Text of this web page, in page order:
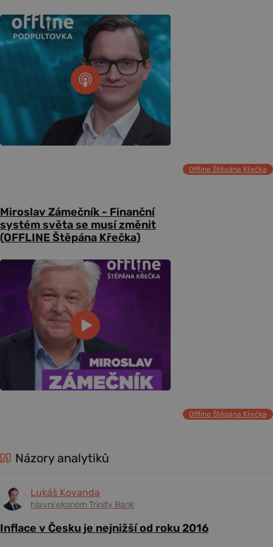
Offline Štěpána Křečka
Miroslav Zámečník - Finanční
systém světa se musí změnit
(OFFLINE Štěpána Křečka)
Offline Štěpána Křečka
Názory analytiků
Lukáš Kovanda
hlavní ekonom Trinity Bank
Inflace v Česku je nejnižší od roku 2016